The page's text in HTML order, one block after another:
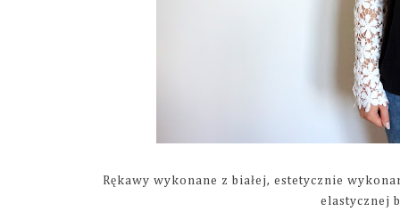
Rękawy wykonane z białej, estetycznie
elastycznej